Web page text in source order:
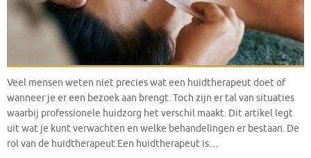
Veel mensen weten niet precies wat een huidtherapeut doet of
wanneer je er een bezoek aan brengt. Toch zijn er tal van situaties
waarbij professionele huidzorg het verschil maakt. Dit artikel legt
uit wat je kunt verwachten en welke behandelingen er bestaan. De
rol van de huidtherapeut Een huidtherapeut is…